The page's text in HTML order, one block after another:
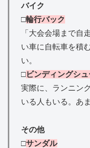
バイク
□輪行バック
「大会会場まで自
い車に自転車を積
い。
□ビンディングシ
実際に、ランニン
いる人もいる。あ
その他
□サンダル